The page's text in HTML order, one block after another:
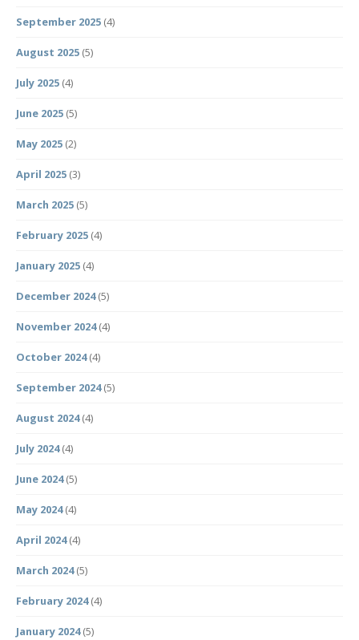
September 2025 (4)
August 2025 (5)
July 2025 (4)
June 2025 (5)
May 2025 (2)
April 2025 (3)
March 2025 (5)
February 2025 (4)
January 2025 (4)
December 2024(5)
November 2024(4)
October 2024(4)
September 2024(5)
August 2024(4)
July 2024(4)
June 2024(5)
May 2024(4)
April 2024(4)
March 2024(5)
February 2024(4)
January 2024(5)